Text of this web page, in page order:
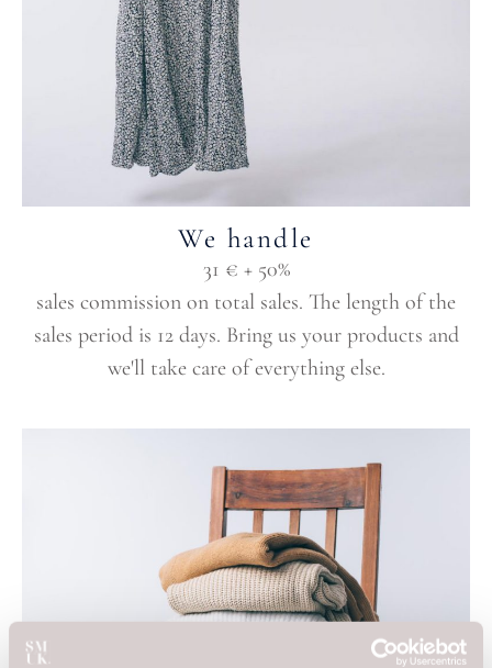
We handle
31 € + 50%
sales commission on total sales. The length of the
sales period is 12 days. Bring us your products and
we'll take care of everything else.